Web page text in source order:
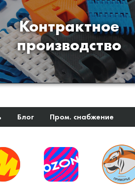
Контрактное
производство
изделий
и полимеров
либо
Блог Пром. снабжение